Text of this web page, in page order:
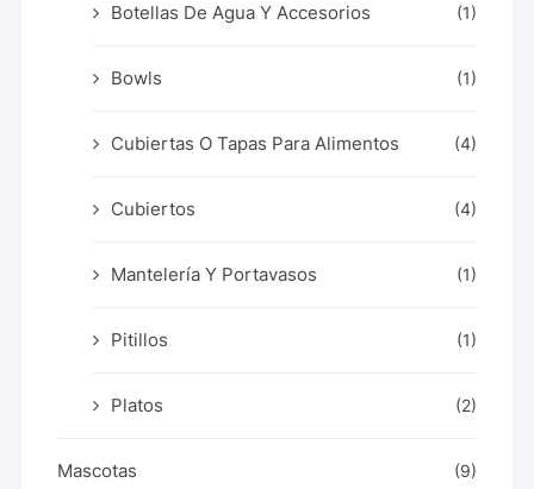
Botellas De Agua Y Accesorios (1)
Bowls (1)
Cubiertas O Tapas Para Alimentos (4)
Cubiertos (4)
Mantelería Y Portavasos (1)
Pitillos (1)
Platos (2)
Mascotas (9)